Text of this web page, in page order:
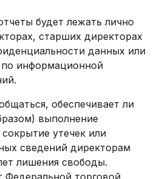
будет лежать лично
старших директорах
данных или
информационной
обеспечивает ли
выполнение
утечек или
сведений директорам
лишения свободы.